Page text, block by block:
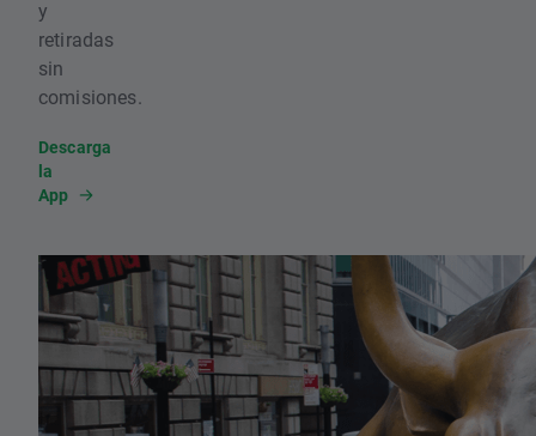
y
retiradas
sin
comisiones.
Descarga
la
App